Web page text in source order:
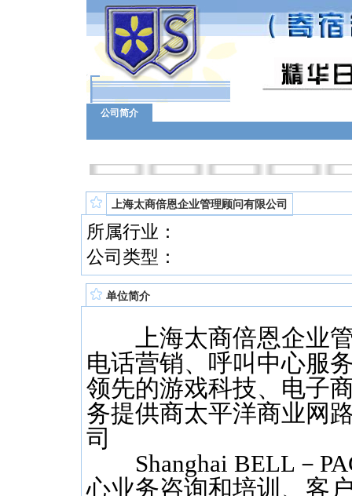
公司简介
上海太商倍恩企业管理顾问有限公司
所属行业：
公司类型：
单位简介
上海太商倍恩企业管
电话营销、呼叫中心服
领先的游戏科技、电子
务提供商太平洋商业网
司
Shanghai BELL－
心业务咨询和培训、客